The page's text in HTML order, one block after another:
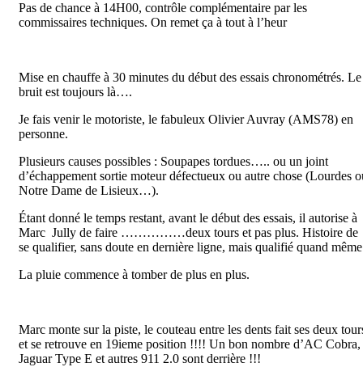
Pas de chance à 14H00, contrôle complémentaire par les
commissaires techniques. On remet ça à tout à l’heur
Mise en chauffe à 30 minutes du début des essais chronométrés. Le
bruit est toujours là….
Je fais venir le motoriste, le fabuleux Olivier Auvray (AMS78) en
personne.
Plusieurs causes possibles : Soupapes tordues….. ou un joint
d’échappement sortie moteur défectueux ou autre chose (Lourdes
Notre Dame de Lisieux…).
Étant donné le temps restant, avant le début des essais, il autorise à
Marc Jully de faire ……………deux tours et pas plus. Histoire de
se qualifier, sans doute en dernière ligne, mais qualifié quand
La pluie commence à tomber de plus en plus.
Marc monte sur la piste, le couteau entre les dents fait ses deux
et se retrouve en 19ieme position !!!! Un bon nombre d’AC Cobra,
Jaguar Type E et autres 911 2.0 sont derrière !!!